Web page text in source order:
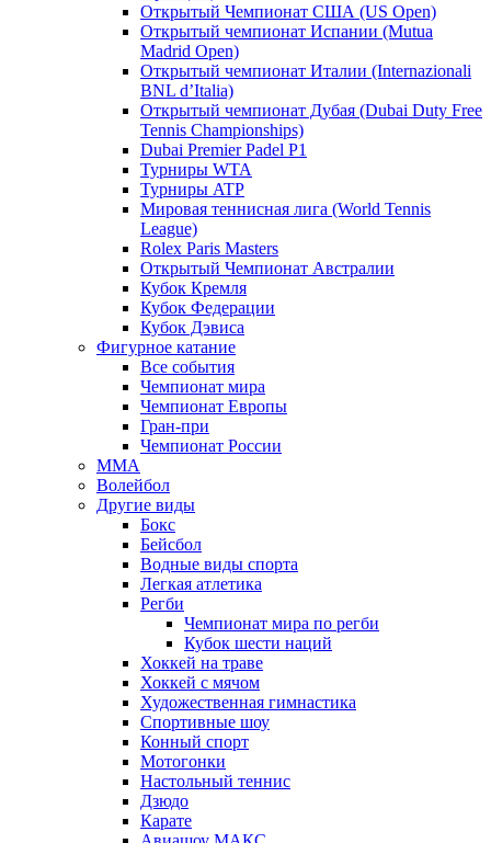
Открытый Чемпионат США (US Open)
Открытый чемпионат Испании (Mutua
Madrid Open)
Открытый чемпионат Италии (Internazionali
BNL d’Italia)
Открытый чемпионат Дубая (Dubai Duty Free
Tennis Championships)
Dubai Premier Padel P1
Турниры WTA
Турниры ATP
Мировая теннисная лига (World Tennis
League)
Rolex Paris Masters
Открытый Чемпионат Австралии
Кубок Кремля
Кубок Федерации
Кубок Дэвиса
Фигурное катание
Все события
Чемпионат мира
Чемпионат Европы
Гран-при
Чемпионат России
MMA
Волейбол
Другие виды
Бокс
Бейсбол
Водные виды спорта
Легкая атлетика
Регби
Чемпионат мира по регби
Кубок шести наций
Хоккей на траве
Хоккей с мячом
Художественная гимнастика
Спортивные шоу
Конный спорт
Мотогонки
Настольный теннис
Дзюдо
Карате